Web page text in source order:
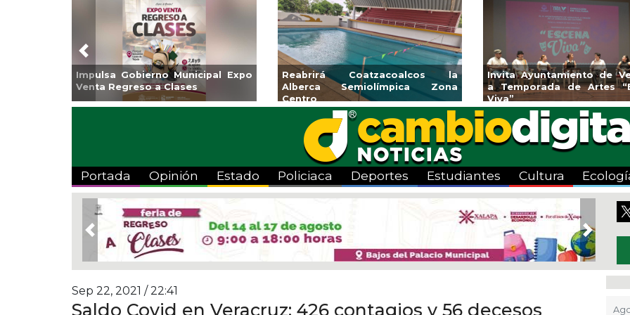
Aplicará CMAS el Programa de
Tandeo durante agosto
Guarniciones y banquetas para la
colonia El Mango en Pánuco
Emprendedores de
exponen en
Bicentenario
Previous
Portada Opinión Estado Policiaca Deportes Estudiantes Cultura
Previous Next
Sep 22, 2021 / 22:41
Saldo Covid en Veracruz: 426 contagios y 56 decesos